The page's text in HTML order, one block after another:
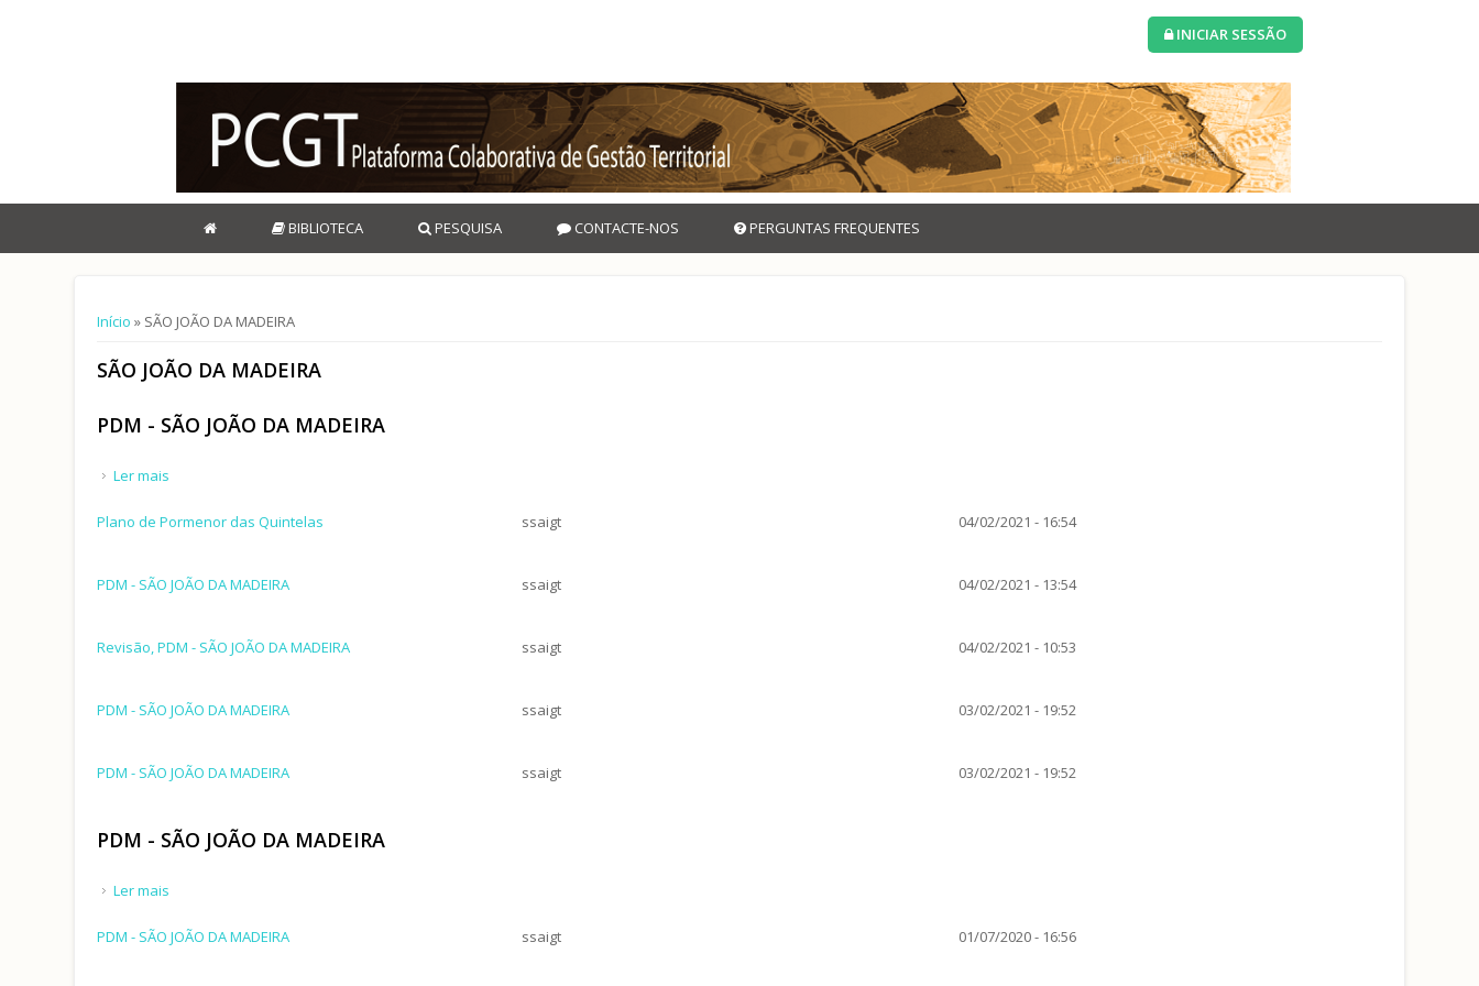
INICIAR SESSÃO
BIBLIOTECA PESQUISA CONTACTE-NOS PERGUNTAS FREQUENTES
Está aqui
Início » SÃO JOÃO DA MADEIRA
SÃO JOÃO DA MADEIRA
PDM - SÃO JOÃO DA MADEIRA
Ler mais
Plano de Pormenor das Quintelas ssaigt 04/02/2021 - 16:54
PDM - SÃO JOÃO DA MADEIRA ssaigt 04/02/2021 - 13:54
Revisão, PDM - SÃO JOÃO DA MADEIRA ssaigt 04/02/2021 - 10:53
PDM - SÃO JOÃO DA MADEIRA ssaigt 03/02/2021 - 19:52
PDM - SÃO JOÃO DA MADEIRA ssaigt 03/02/2021 - 19:52
PDM - SÃO JOÃO DA MADEIRA
Ler mais
PDM - SÃO JOÃO DA MADEIRA ssaigt 01/07/2020 - 16:56